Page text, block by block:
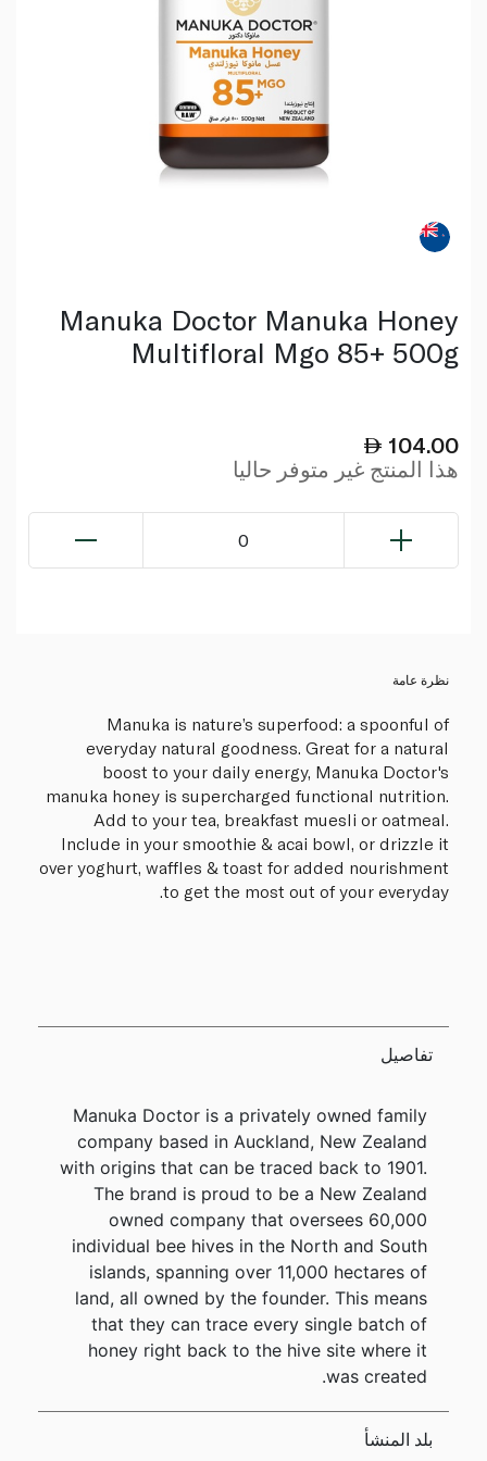
Manuka Doctor Manuka Honey
Multifloral Mgo 85+ 500g
104.00
هذا المنتج غير متوفر حاليا
0
نظرة عامة
Manuka is nature’s superfood: a spoonful of
everyday natural goodness. Great for a natural
boost to your daily energy, Manuka Doctor's
manuka honey is supercharged functional nutrition.
Add to your tea, breakfast muesli or oatmeal.
Include in your smoothie & acai bowl, or drizzle it
over yoghurt, waffles & toast for added nourishment
to get the most out of your everyday.
تفاصيل
Manuka Doctor is a privately owned family
company based in Auckland, New Zealand
with origins that can be traced back to 1901.
The brand is proud to be a New Zealand
owned company that oversees 60,000
individual bee hives in the North and South
islands, spanning over 11,000 hectares of
land, all owned by the founder. This means
that they can trace every single batch of
honey right back to the hive site where it
was created.
بلد المنشأ